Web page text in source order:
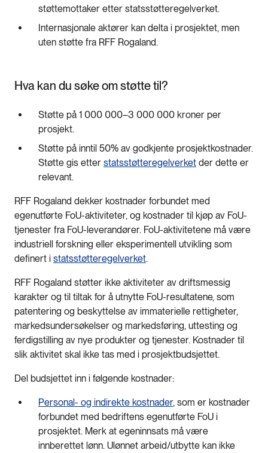
støttemottaker etter statsstøtteregelverket.
Internasjonale aktører kan delta i prosjektet, men
uten støtte fra RFF Rogaland.
Hva kan du søke om støtte til?
Støtte på 1 000 000–3 000 000 kroner per
prosjekt.
Støtte på inntil 50% av godkjente prosjektkostnader.
Støtte gis etter statsstøtteregelverket der dette er
relevant.
RFF Rogaland dekker kostnader forbundet med
egenutførte FoU-aktiviteter, og kostnader til kjøp av FoU-
tjenester fra FoU-leverandører. FoU-aktivitetene må være
industriell forskning eller eksperimentell utvikling som
definert i statsstøtteregelverket.
RFF Rogaland støtter ikke aktiviteter av driftsmessig
karakter og til tiltak for å utnytte FoU-resultatene, som
patentering og beskyttelse av immaterielle rettigheter,
markedsundersøkelser og markedsføring, uttesting og
ferdigstilling av nye produkter og tjenester. Kostnader til
slik aktivitet skal ikke tas med i prosjektbudsjettet.
Del budsjettet inn i følgende kostnader:
Personal- og indirekte kostnader, som er kostnader
forbundet med bedriftens egenutførte FoU i
prosjektet. Merk at egeninnsats må være
innberettet lønn. Ulønnet arbeid/utbytte kan ikke